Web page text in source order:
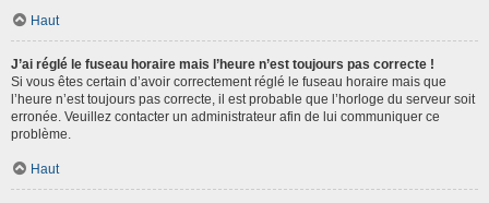
Haut
J’ai réglé le fuseau horaire mais l’heure n’est toujours pas correcte !
Si vous êtes certain d’avoir correctement réglé le fuseau horaire mais que
l’heure n’est toujours pas correcte, il est probable que l’horloge du serveur soit
erronée. Veuillez contacter un administrateur afin de lui communiquer ce
problème.
Haut